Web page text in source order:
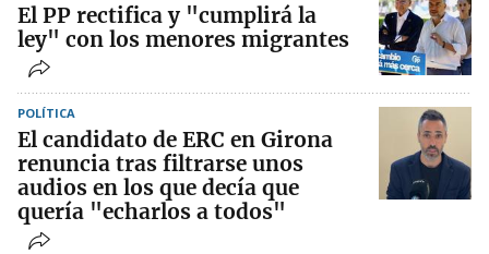
El PP rectifica y "cumplirá la
ley" con los menores migrantes
POLÍTICA
El candidato de ERC en Girona
renuncia tras filtrarse unos
audios en los que decía que
quería "echarlos a todos"